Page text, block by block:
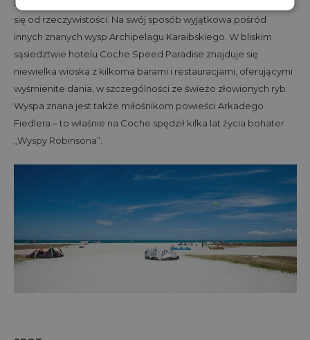
szukających spokoju, kilometrów pustych plaż oraz oderwania
się od rzeczywistości. Na swój sposób wyjątkowa pośród
innych znanych wysp Archipelagu Karaibskiego. W bliskim
sąsiedztwie hotelu Coche Speed Paradise znajduje się
niewielka wioska z kilkoma barami i restauracjami, oferującymi
wyśmienite dania, w szczególności ze świeżo złowionych ryb.
Wyspa znana jest także miłośnikom powieści Arkadego
Fiedlera – to właśnie na Coche spędził kilka lat życia bohater
„Wyspy Robinsona”.